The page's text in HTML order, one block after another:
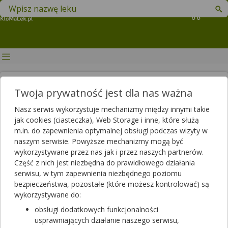
Koszyk
Znajdź lek w swojej okolicy
Czy dieta sokowa jest
bezpieczna? Zasady detoksu
sokowego, opinie ekspertów,
zagrożenia
Publikacja: 2026-01-29 08:51 Aktualizacja: 2026-01-29 13:03
Dieta sokowa to jeden z popularnych trendów żywieniowych,
Autor
Artykuł rekomendowany przez:
magister farmacji Bartłomiej Łuczyński
Twoja prywatność jest dla nas ważna
Nasz serwis wykorzystuje mechanizmy między innymi takie
jak cookies (ciasteczka), Web Storage i inne, które służą
m.in. do zapewnienia optymalnej obsługi podczas wizyty w
naszym serwisie. Powyższe mechanizmy mogą być
wykorzystywane przez nas jak i przez naszych partnerów.
Część z nich jest niezbędna do prawidłowego działania
serwisu, w tym zapewnienia niezbędnego poziomu
bezpieczeństwa, pozostałe (które możesz kontrolować) są
wykorzystywane do:
obsługi dodatkowych funkcjonalności
usprawniających działanie naszego serwisu,